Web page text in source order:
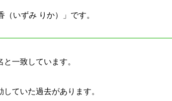
いずみ りか）」です。
一致しています。
ていた過去があります。